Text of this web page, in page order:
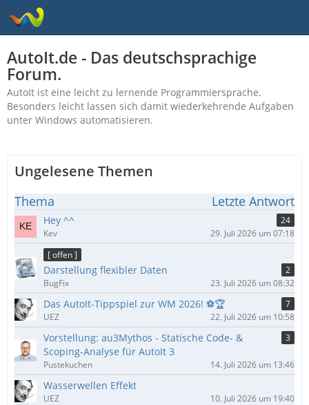
AutoIt.de - Das deutschsprachige
Forum.
AutoIt ist eine leicht zu lernende Programmiersprache.
Besonders leicht lassen sich damit wiederkehrende Aufgaben
unter Windows automatisieren.
Ungelesene Themen
Thema Letzte Antwort
Hey ^^
24
Kev
29. Juli 2026 um 07:18
[ offen ]
Darstellung flexibler Daten
2
BugFix
23. Juli 2026 um 08:32
Das AutoIt-Tippspiel zur WM 2026! ⚽🏆
7
UEZ
22. Juli 2026 um 10:58
Vorstellung: au3Mythos - Statische Code- &
Scoping-Analyse für AutoIt 3
3
Pustekuchen 14. Juli 2026 um 13:46
Wasserwellen Effekt
UEZ 10. Juli 2026 um 19:40